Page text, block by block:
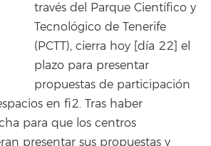
través del Parque Científico y
Tecnológico de Tenerife
(PCTT), cierra hoy [día 22] el
plazo para presentar
propuestas de participación
en fi2. Tras haber
para que los centros
presentar sus propuestas y